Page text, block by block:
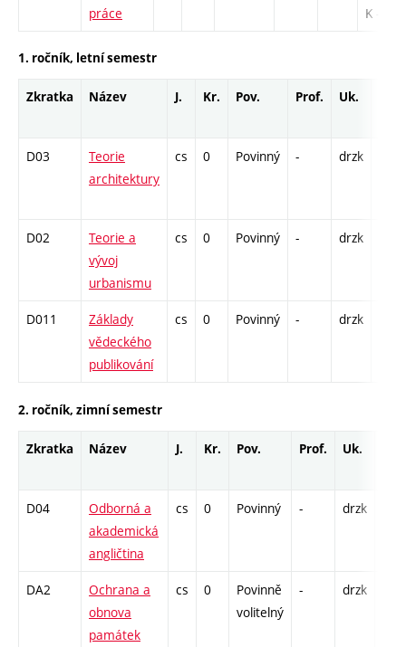
práce
K - 8
1. ročník, letní semestr
Zkratka Název J. Kr. Pov. Prof. Uk.
D03
Teorie
architektury
cs 0 Povinný - drzk
D02
Teorie a
vývoj
urbanismu
cs 0 Povinný - drzk
D011
Základy
vědeckého
publikování
cs 0 Povinný - drzk
2. ročník, zimní semestr
Zkratka Název J. Kr. Pov. Prof. Uk.
D04
Odborná a
akademická
angličtina
cs 0 Povinný - drzk
DA2
Ochrana a
obnova
památek
cs 0
Povinně
volitelný
- drzk